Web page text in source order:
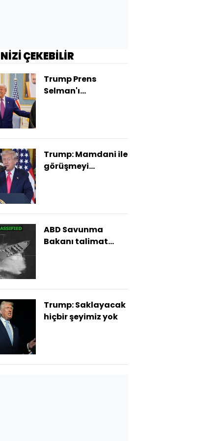
ÇEKEBİLİR
Trump Prens
Selman'ı
Trump: Mamdani ile
görüşmeyi
ABD Savunma
Bakanı talimat
Trump: Saklayacak
hiçbir şeyimiz yok